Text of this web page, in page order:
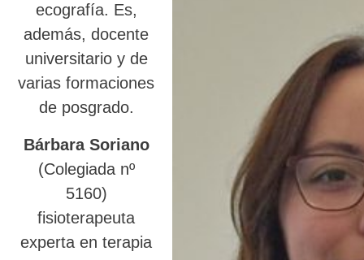
ecografía. Es,
además, docente
universitario y de
varias formaciones
de posgrado.
Bárbara Soriano
(Colegiada nº
5160)
fisioterapeuta
experta en terapia